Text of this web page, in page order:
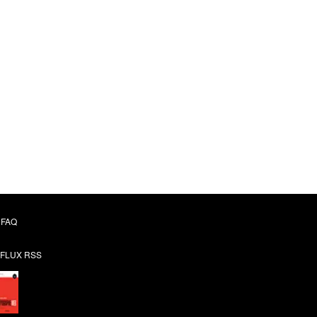
FAQ
FLUX RSS